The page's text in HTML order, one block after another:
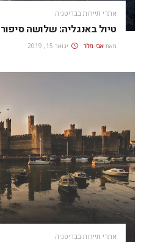
אתרי תיירות בבריטניה
טיול באנגליה: שלושה
מאת אבי מלר ינואר 15, 2019
אתרי תיירות בבריטניה